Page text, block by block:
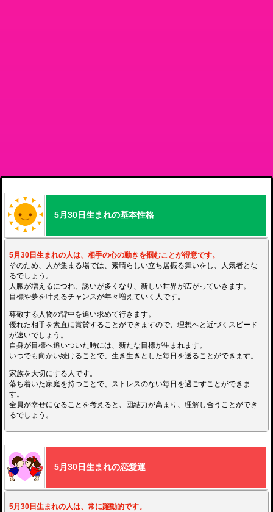
5月30日生まれの基本性格
5月30日生まれの人は、相手の心の動きを掴むことが得意です。
そのため、人が集まる場では、素晴らしい立ち居振る舞いをし、人気者とな
るでしょう。
人脈が増えるにつれ、誘いが多くなり、新しい世界が広がっていきます。
目標や夢を叶えるチャンスが年々増えていく人です。
尊敬する人物の背中を追い求めて行きます。
優れた相手を素直に賞賛することができますので、理想へと近づくスピード
が速いでしょう。
自身が目標へ追いついた時には、新たな目標が生まれます。
いつでも向かい続けることで、生き生きとした毎日を送ることができます。
家族を大切にする人です。
落ち着いた家庭を持つことで、ストレスのない毎日を過ごすことができま
す。
全員が幸せになることを考えると、団結力が高まり、理解し合うことができ
るでしょう。
5月30日生まれの恋愛運
5月30日生まれの人は、常に躍動的です。